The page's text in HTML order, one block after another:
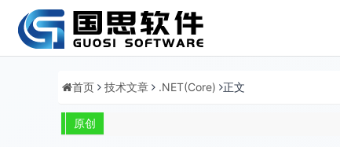
首页 技术文章 .NET(Core) 正文
原创